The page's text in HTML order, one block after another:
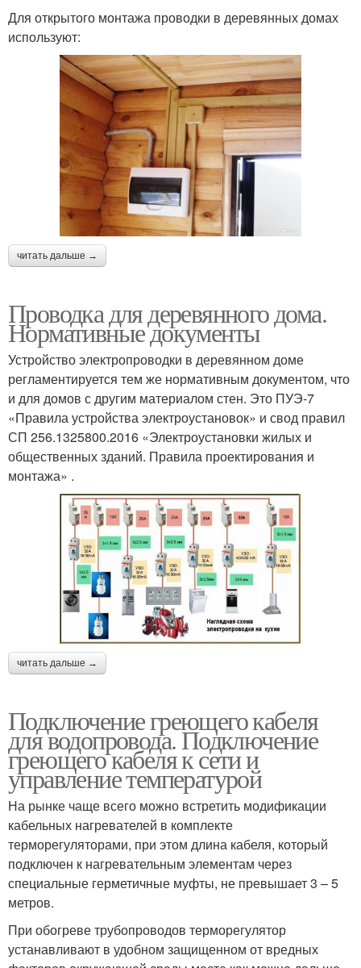
Для открытого монтажа проводки в деревянных домах
используют:
читать дальше →
Проводка для деревянного дома.
Нормативные документы
Устройство электропроводки в деревянном доме
регламентируется тем же нормативным документом, что
и для домов с другим материалом стен. Это ПУЭ-7
«Правила устройства электроустановок» и свод правил
СП 256.1325800.2016 «Электроустановки жилых и
общественных зданий. Правила проектирования и
монтажа» .
читать дальше →
Подключение греющего кабеля
для водопровода. Подключение
греющего кабеля к сети и
управление температурой
На рынке чаще всего можно встретить модификации
кабельных нагревателей в комплекте
терморегуляторами, при этом длина кабеля, который
подключен к нагревательным элементам через
специальные герметичные муфты, не превышает 3 – 5
метров.
При обогреве трубопроводов терморегулятор
устанавливают в удобном защищенном от вредных